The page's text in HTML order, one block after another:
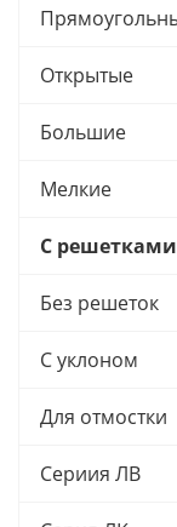
Открытые
Большие
Мелкие
С решетками
Без решеток
С уклоном
Для отмостки
Сериия ЛВ